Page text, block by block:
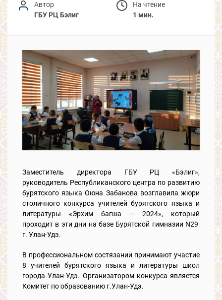
Автор
ГБУ РЦ Бэлиг
На чтение
1 мин.
Заместитель директора ГБУ РЦ «Бэлиг»,
руководитель Республиканского центра по развитию
бурятского языка Оюна Забанова возглавила жюри
столичного конкурса учителей бурятского языка и
литературы «Эрхим багша — 2024», который
проходит в эти дни на базе Бурятской гимназии N29
г. Улан-Удэ.
В профессиональном состязании принимают участие
8 учителей бурятского языка и литературы школ
города Улан-Удэ. Организатором конкурса является
Комитет по образованию г.Улан-Удэ.